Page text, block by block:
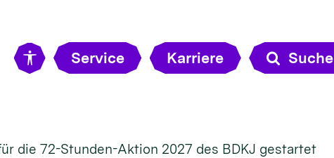
Service Karriere Suche
die 72-Stunden-Aktion 2027 des BDKJ gestartet